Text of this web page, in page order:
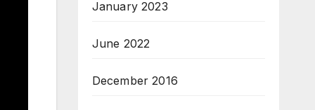
January 2023
June 2022
December 2016